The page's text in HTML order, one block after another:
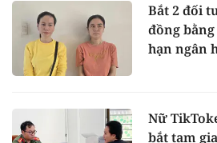
Bắt 2 đối
đồng
hạn ngân
Nữ
bắt tạm